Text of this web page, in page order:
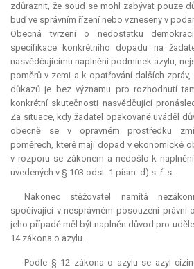
zdůraznit, že soud se mohl zabývat pouze
buď ve správním řízení nebo vzneseny v
Obecná tvrzení o nedostatku
specifikace konkrétního dopadu na
nasvědčujícímu naplnění podmínek azylu,
poměrů v zemi a k opatřování dalších
důkazů je bez významu pro rozhodnutí
konkrétní skutečnosti nasvědčující
Za situace, kdy žadatel opakovaně uváděl
obecně se v opravném prostředku
poměrech, které mají dopad v ekonomické
v rozporu se zákonem a nedošlo k
uvedených v § 103 odst. 1 písm. d) s. ř. s.
Nakonec stěžovatel namítá
spočívající v nesprávném posouzení právní
jeho případě měl být naplněn důvod pro
14 zákona o azylu.
Podle § 12 zákona o azylu se azyl